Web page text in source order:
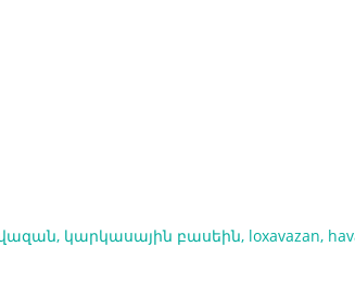
, կարկասային բասեին, loxavazan,